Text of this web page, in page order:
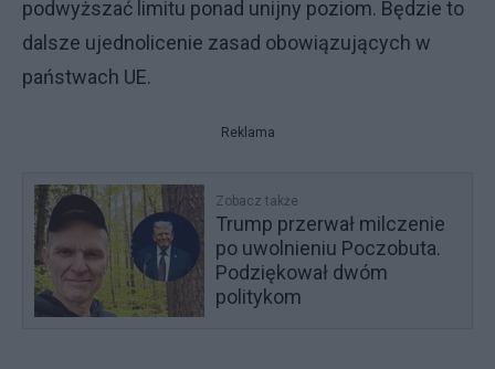
podwyższać limitu ponad unijny poziom. Będzie to
dalsze ujednolicenie zasad obowiązujących w
państwach UE.
Reklama
Zobacz także
Trump przerwał milczenie
po uwolnieniu Poczobuta.
Podziękował dwóm
politykom